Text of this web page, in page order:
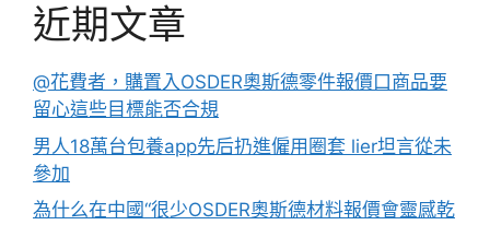
近期文章
@花費者，購置入OSDER奧斯德零件報價口商品要
留心這些目標能否合規
男人18萬台包養app先后扔進僱用圈套 lier坦言從未
參加
為什么在中國“很少OSDER奧斯德材料報價會靈感乾